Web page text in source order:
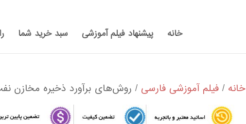
خانه پیشنهاد فیلم آموزشی سبد خرید شما
خانه / فیلم آموزشی فارسی / روش‌های برآورد ذخيره مخازن